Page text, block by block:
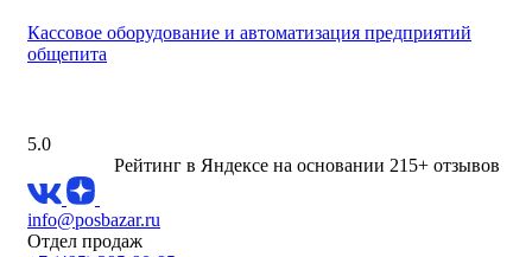
Кассовое оборудование и автоматизация предприятий
общепита
5.0
Рейтинг в Яндексе на основании 215+ отзывов
info@posbazar.ru
Отдел продаж